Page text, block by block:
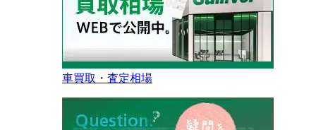
車買取・査定相場